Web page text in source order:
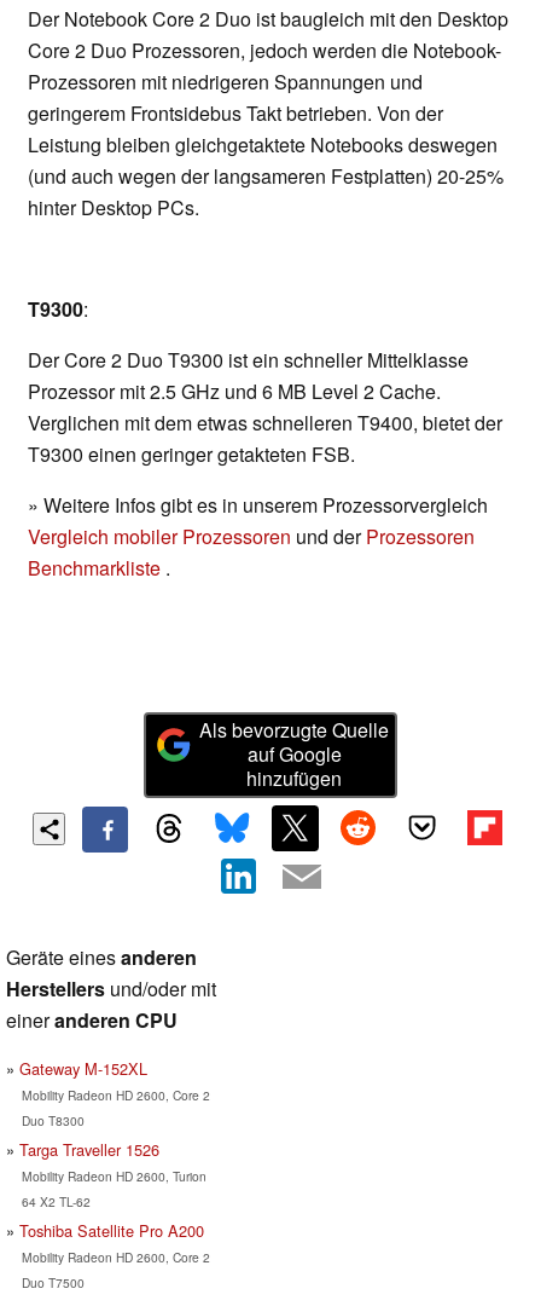
Der Notebook Core 2 Duo ist baugleich mit den Desktop
Core 2 Duo Prozessoren, jedoch werden die Notebook-
Prozessoren mit niedrigeren Spannungen und
geringerem Frontsidebus Takt betrieben. Von der
Leistung bleiben gleichgetaktete Notebooks deswegen
(und auch wegen der langsameren Festplatten) 20-25%
hinter Desktop PCs.
T9300:
Der Core 2 Duo T9300 ist ein schneller Mittelklasse
Prozessor mit 2.5 GHz und 6 MB Level 2 Cache.
Verglichen mit dem etwas schnelleren T9400, bietet der
T9300 einen geringer getakteten FSB.
» Weitere Infos gibt es in unserem Prozessorvergleich
Vergleich mobiler Prozessoren und derProzessoren
Benchmarkliste .
Als bevorzugte Quelle
auf Google
hinzufügen
Geräte einesanderen
Herstellers und/oder mit
eineranderen CPU
Gateway M-152XL
Mobility Radeon HD 2600, Core 2
Duo T8300
Targa Traveller 1526
Mobility Radeon HD 2600, Turion
64 X2 TL-62
Toshiba Satellite Pro A200
Mobility Radeon HD 2600, Core 2
Duo T7500